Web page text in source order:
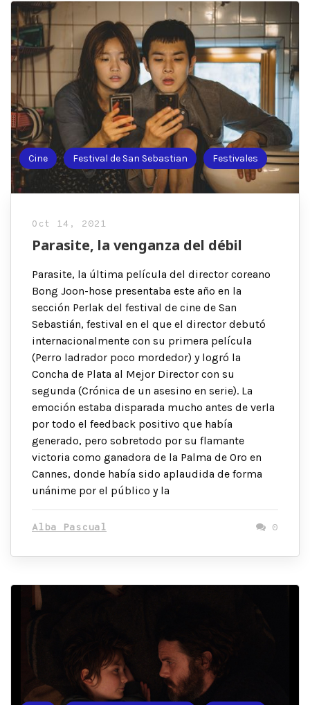
Cine Festival de San Sebastian Festivales
Oct 14, 2021
Parasite, la venganza del débil
Parasite, la última película del director coreano
Bong Joon-hose presentaba este año en la
sección Perlak del festival de cine de San
Sebastián, festival en el que el director debutó
internacionalmente con su primera película
(Perro ladrador poco mordedor) y logró la
Concha de Plata al Mejor Director con su
segunda (Crónica de un asesino en serie). La
emoción estaba disparada mucho antes de verla
por todo el feedback positivo que había
generado, pero sobretodo por su flamante
victoria como ganadora de la Palma de Oro en
Cannes, donde había sido aplaudida de forma
unánime por el público y la
Alba Pascual 0